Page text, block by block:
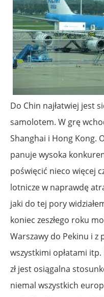
Do Chin najłatwiej jest
samolotem. W grę
Shanghai i Hong Kong.
panuje wysoka
poświęcić nieco więcej
lotnicze w naprawdę
jaki do tej pory
koniec zeszłego roku
Warszawy do Pekinu i z
wszystkimi opłatami
zł jest osiągalna
niemal wszystkich